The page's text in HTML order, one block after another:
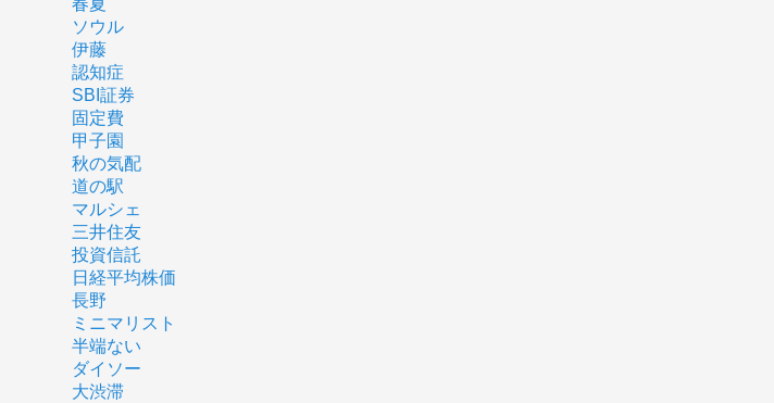
春夏
ソウル
伊藤
認知症
SBI証券
固定費
甲子園
秋の気配
道の駅
マルシェ
三井住友
投資信託
日経平均株価
長野
ミニマリスト
半端ない
ダイソー
大渋滞